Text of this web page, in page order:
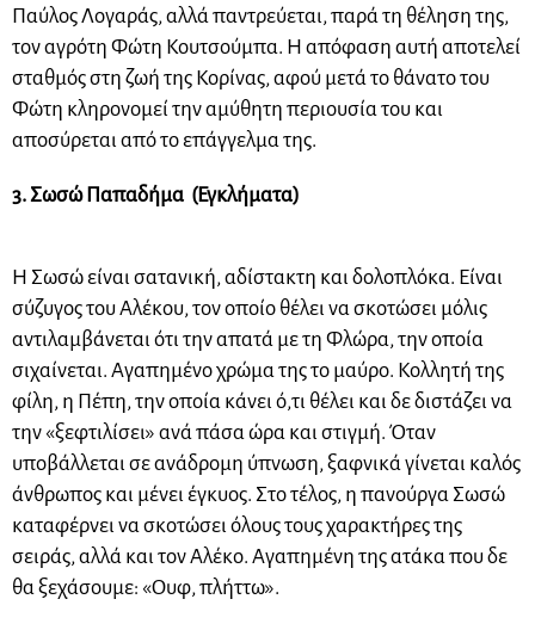
Παύλος Λογαράς, αλλά παντρεύεται, παρά τη θέληση της,
τον αγρότη Φώτη Κουτσούμπα. Η απόφαση αυτή αποτελεί
σταθμός στη ζωή της Κορίνας, αφού μετά το θάνατο του
Φώτη κληρονομεί την αμύθητη περιουσία του και
αποσύρεται από το επάγγελμα της.
3. Σωσώ Παπαδήμα (Εγκλήματα)
Η Σωσώ είναι σατανική, αδίστακτη και δολοπλόκα. Είναι
σύζυγος του Αλέκου, τον οποίο θέλει να σκοτώσει μόλις
αντιλαμβάνεται ότι την απατά με τη Φλώρα, την οποία
σιχαίνεται. Αγαπημένο χρώμα της το μαύρο. Κολλητή της
φίλη, η Πέπη, την οποία κάνει ό,τι θέλει και δε διστάζει να
την «ξεφτιλίσει» ανά πάσα ώρα και στιγμή. Όταν
υποβάλλεται σε ανάδρομη ύπνωση, ξαφνικά γίνεται καλός
άνθρωπος και μένει έγκυος. Στο τέλος, η πανούργα Σωσώ
καταφέρνει να σκοτώσει όλους τους χαρακτήρες της
σειράς, αλλά και τον Αλέκο. Αγαπημένη της ατάκα που δε
θα ξεχάσουμε: «Ουφ, πλήττω».